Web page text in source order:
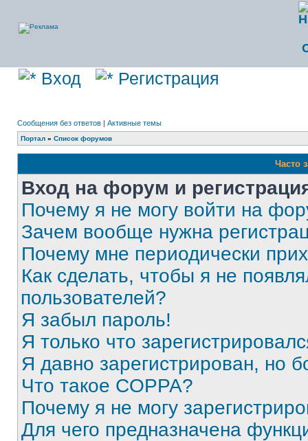
Вход Регистрация
Сообщения без ответов | Активные темы
Портал » Список форумов
Часто
Вход на форум и
Почему я не могу войти на
Зачем вообще нужна
Почему мне периодически
Как сделать, чтобы я не
пользователей?
Я забыл пароль!
Я только что
Я давно зарегистрирован, но
Что такое COPPA?
Почему я не могу
Для чего предназначена